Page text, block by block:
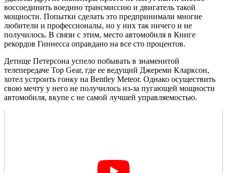
воссоединить воедино трансмиссию и двигатель такой
мощности. Попытки сделать это предпринимали многие
любители и профессионалы, но у них так ничего и не
получилось. В связи с этим, место автомобиля в Книге
рекордов Гиннесса оправдано на все сто процентов.
Детище Петерсона успело побывать в знаменитой
телепередаче Top Gear, где ее ведущий Джереми Кларксон,
хотел устроить гонку на Bentley Meteor. Однако осуществить
свою мечту у него не получилось из-за пугающей мощности
автомобиля, вкупе с не самой лучшей управляемостью.